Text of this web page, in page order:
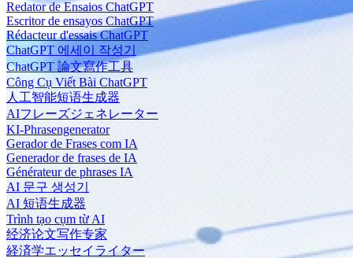
Redator de Ensaios ChatGPT
Escritor de ensayos ChatGPT
Rédacteur d'essais ChatGPT
ChatGPT 에세이 작성기
ChatGPT 論文寫作工具
Công Cụ Viết Bài ChatGPT
人工智能短语生成器
AIフレーズジェネレーター
KI-Phrasengenerator
Gerador de Frases com IA
Generador de frases de IA
Générateur de phrases IA
AI 문구 생성기
AI 短语生成器
Trình tạo cụm từ AI
经济论文写作专家
経済学エッセイライター